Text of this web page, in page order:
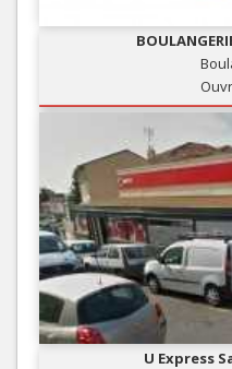
U Express